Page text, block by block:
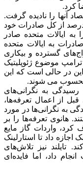
کرد.
آنها را نادیده گرفت.
مثال در سال ۲۰۲۴، کامبوج ۳۷ درصد از کل صادرات خود
را به ایالات متحده صادر
به ایالات متحده
گسترده و بیکاری
موضوع ژئوپلیتیک
این در حالی است که این
محسوب می شوند.
به نگرانی‌های
قبل از اعمال تعرفه‌ها،
به نگرانی‌ها در مورد
هانوی تعرفه‌ها را بر
واردات گاز مایع
اجازه داد تا استارلینک
تایلند نیز تلاش‌های
داد، اما فایده‌ای